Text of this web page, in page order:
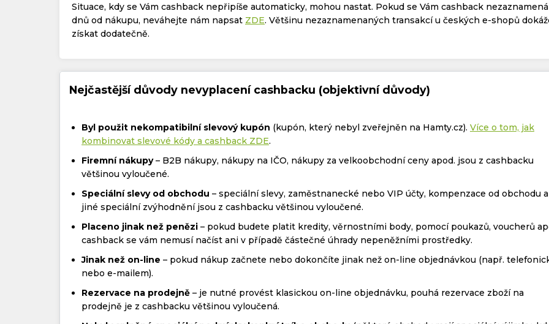
Situace, kdy se Vám cashback nepřipíše automaticky, mohou nastat. Pokud se Vám cashback
dnů od nákupu, neváhejte nám napsat ZDE. Většinu nezaznamenaných transakcí u českých e-shopů
získat dodatečně.
Nejčastější důvody nevyplacení cashbacku (objektivní důvody)
Byl použit nekompatibilní slevový kupón (kupón, který nebyl zveřejněn na Hamty.cz). Více o tom, jak
kombinovat slevové kódy a cashback ZDE.
Firemní nákupy– B2B nákupy, nákupy na IČO, nákupy za velkoobchodní ceny apod. jsou z cashbacku
většinou vyloučené.
Speciální slevy od obchodu – speciální slevy, zaměstnanecké nebo VIP účty, kompenzace od obchodu a
jiné speciální zvýhodnění jsou z cashbacku většinou vyloučené.
Placeno jinak než penězi – pokud budete platit kredity, věrnostními body, pomocí poukazů, voucherů
cashback se vám nemusí načíst ani v případě částečné úhrady nepeněžními prostředky.
Jinak než on-line – pokud nákup začnete nebo dokončíte jinak než on-line objednávkou (např.
nebo e-mailem).
Rezervace na prodejně – je nutné provést klasickou on-line objednávku, pouhá rezervace zboží na
prodejně je z cashbacku většinou vyloučená.